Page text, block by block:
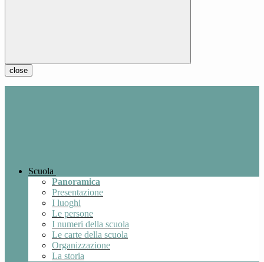
close
Scuola
Panoramica
Presentazione
I luoghi
Le persone
I numeri della scuola
Le carte della scuola
Organizzazione
La storia